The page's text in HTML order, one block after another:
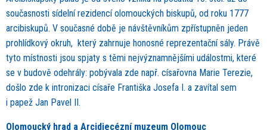
současnosti sídelní rezidencí olomouckých biskupů, od roku 1777
arcibiskupů. V současné době je návštěvníkům zpřístupněn jeden
prohlídkový okruh, který zahrnuje honosné reprezentační sály. Právě
tyto místnosti jsou spjaty s těmi nejvýznamnějšími událostmi, které
se v budově odehrály: pobývala zde např. císařovna Marie Terezie,
došlo zde k intronizaci císaře Františka Josefa I. a zavítal sem
i papež Jan Pavel II.
Olomoucký hrad a Arcidiecézní muzeum Olomouc